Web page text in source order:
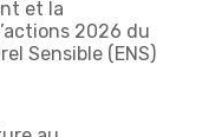
et la
2026 du
Sensible (ENS)